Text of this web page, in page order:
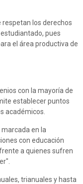
respetan los derechos
pues
el área productiva de
con la mayoría de
establecer puntos
académicos.
en la
con educación
a quienes sufren
trianuales y hasta